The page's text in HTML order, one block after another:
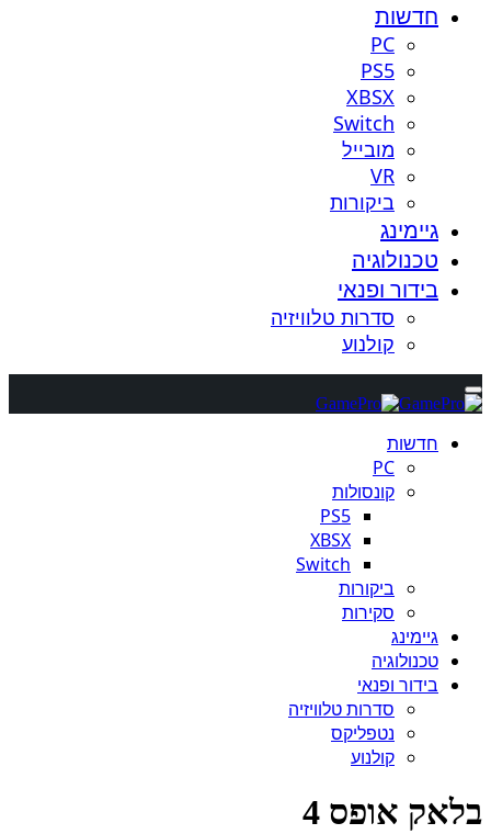
חדשות
PC
PS5
XBSX
Switch
מובייל
VR
ביקורות
גיימינג
טכנולוגיה
בידור ופנאי
סדרות טלוויזיה
קולנוע
חדשות
PC
קונסולות
PS5
XBSX
Switch
ביקורות
סקירות
גיימינג
טכנולוגיה
בידור ופנאי
סדרות טלוויזיה
נטפליקס
קולנוע
בלאק אופס 4